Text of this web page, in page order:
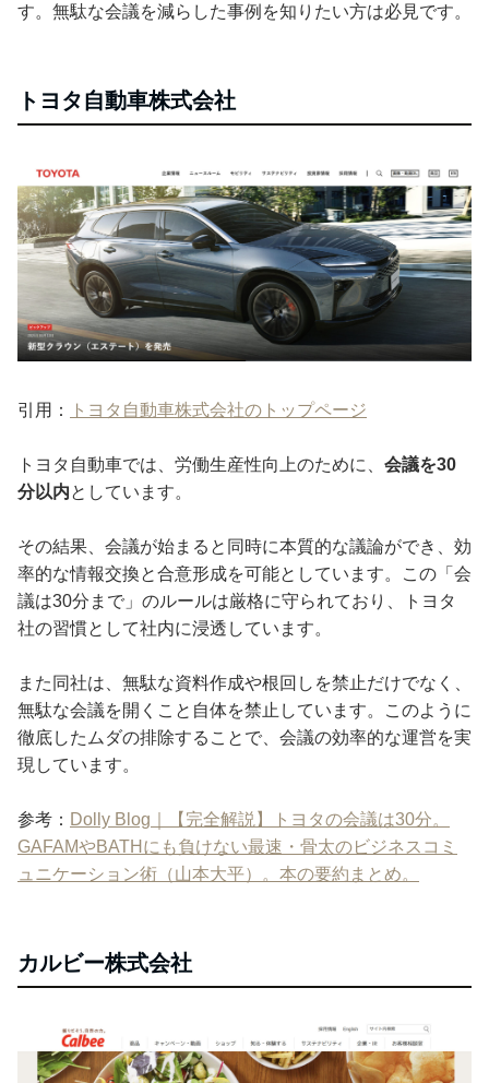
す。無駄な会議を減らした事例を知りたい方は必見です。
トヨタ自動車株式会社
引用： トヨタ自動車株式会社のトップページ
トヨタ自動車では、労働生産性向上のために、 会議を30
分以内としています。
その結果、会議が始まると同時に本質的な議論ができ、効
率的な情報交換と合意形成を可能としています。この「会
議は30分まで」のルールは厳格に守られており、トヨタ
社の習慣として社内に浸透しています。
また同社は、無駄な資料作成や根回しを禁止だけでなく、
無駄な会議を開くこと自体を禁止しています。このように
徹底したムダの排除することで、会議の効率的な運営を実
現しています。
参考： Dolly Blog｜【完全解説】トヨタの会議は30分。
GAFAMやBATHにも負けない最速・骨太のビジネスコミ
ュニケーション術（山本大平）。本の要約まとめ。
カルビー株式会社